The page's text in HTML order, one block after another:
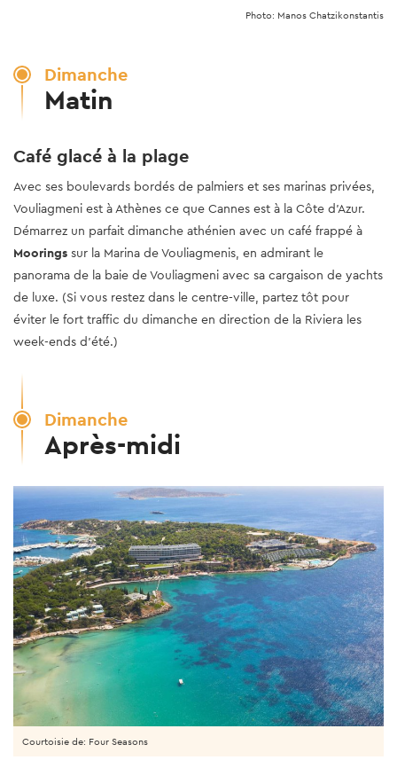
Photo: Manos Chatzikonstantis
Dimanche
Matin
Café glacé à la plage
Avec ses boulevards bordés de palmiers et ses marinas privées,
Vouliagmeni est à Athènes ce que Cannes est à la Côte d’Azur.
Démarrez un parfait dimanche athénien avec un café frappé à
Moorings sur la Marina de Vouliagmenis, en admirant le
panorama de la baie de Vouliagmeni avec sa cargaison de yachts
de luxe. (Si vous restez dans le centre-ville, partez tôt pour
éviter le fort traffic du dimanche en direction de la Riviera les
week-ends d’été.)
Dimanche
Après-midi
Courtoisie de: Four Seasons